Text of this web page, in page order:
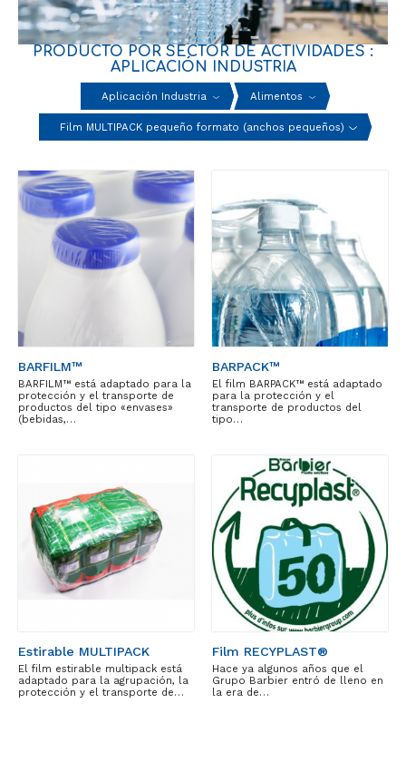
PRODUCTO POR SECTOR DE ACTIVIDADES :
APLICACIÓN INDUSTRIA
Aplicación Industria Alimentos
Film MULTIPACK pequeño formato (anchos pequeños)
BARFILM™
BARFILM™ está adaptado para la
protección y el transporte de
productos del tipo «envases»
(bebidas,…
BARPACK™
El film BARPACK™ está adaptado
para la protección y el
transporte de productos del
tipo…
Estirable MULTIPACK
El film estirable multipack está
adaptado para la agrupación, la
protección y el transporte de…
Film RECYPLAST®
Hace ya algunos años que el
Grupo Barbier entró de lleno en
la era de…